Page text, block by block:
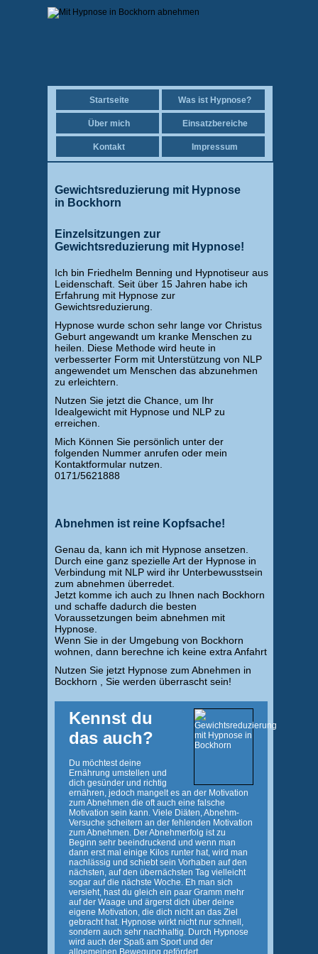
Startseite Was ist Hypnose?
Über mich Einsatzbereiche
Kontakt Impressum
Gewichtsreduzierung mit Hypnose
in Bockhorn
Einzelsitzungen zur
Gewichtsreduzierung mit Hypnose!
Ich bin Friedhelm Benning und Hypnotiseur aus
Leidenschaft. Seit über 15 Jahren habe ich
Erfahrung mit Hypnose zur
Gewichtsreduzierung.
Hypnose wurde schon sehr lange vor Christus
Geburt angewandt um kranke Menschen zu
heilen. Diese Methode wird heute in
verbesserter Form mit Unterstützung von NLP
angewendet um Menschen das abzunehmen
zu erleichtern.
Nutzen Sie jetzt die Chance, um Ihr
Idealgewicht mit Hypnose und NLP zu
erreichen.
Mich Können Sie persönlich unter der
folgenden Nummer anrufen oder mein
Kontaktformular nutzen.
0171/5621888
Abnehmen ist reine Kopfsache!
Genau da, kann ich mit Hypnose ansetzen.
Durch eine ganz spezielle Art der Hypnose in
Verbindung mit NLP wird ihr Unterbewusstsein
zum abnehmen überredet.
Jetzt komme ich auch zu Ihnen nach Bockhorn
und schaffe dadurch die besten
Voraussetzungen beim abnehmen mit
Hypnose.
Wenn Sie in der Umgebung von Bockhorn
wohnen, dann berechne ich keine extra Anfahrt
Nutzen Sie jetzt Hypnose zum Abnehmen in
Bockhorn , Sie werden überrascht sein!
Kennst du
das auch?
Du möchtest deine
Ernährung umstellen und
dich gesünder und richtig
ernähren, jedoch mangelt es an der Motivation
zum Abnehmen die oft auch eine falsche
Motivation sein kann. Viele Diäten, Abnehm-
Versuche scheitern an der fehlenden Motivation
zum Abnehmen. Der Abnehmerfolg ist zu
Beginn sehr beeindruckend und wenn man
dann erst mal einige Kilos runter hat, wird man
nachlässig und schiebt sein Vorhaben auf den
nächsten, auf den übernächsten Tag vielleicht
sogar auf die nächste Woche. Eh man sich
versieht, hast du gleich ein paar Gramm mehr
auf der Waage und ärgerst dich über deine
eigene Motivation, die dich nicht an das Ziel
gebracht hat. Hypnose wirkt nicht nur schnell,
sondern auch sehr nachhaltig. Durch Hypnose
wird auch der Spaß am Sport und der
allgemeinen Bewegung gefördert.